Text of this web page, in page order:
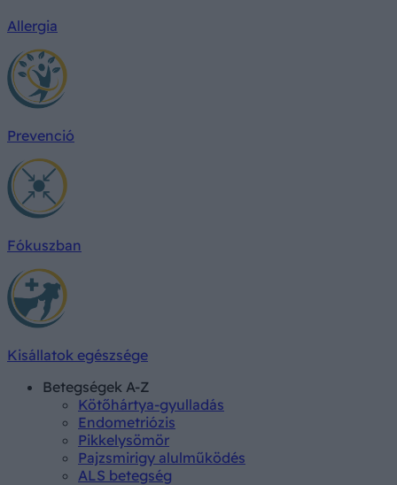
Allergia
Prevenció
Fókuszban
Kisállatok egészsége
Betegségek A-Z
Kötőhártya-gyulladás
Endometriózis
Pikkelysömör
Pajzsmirigy alulműködés
ALS betegség